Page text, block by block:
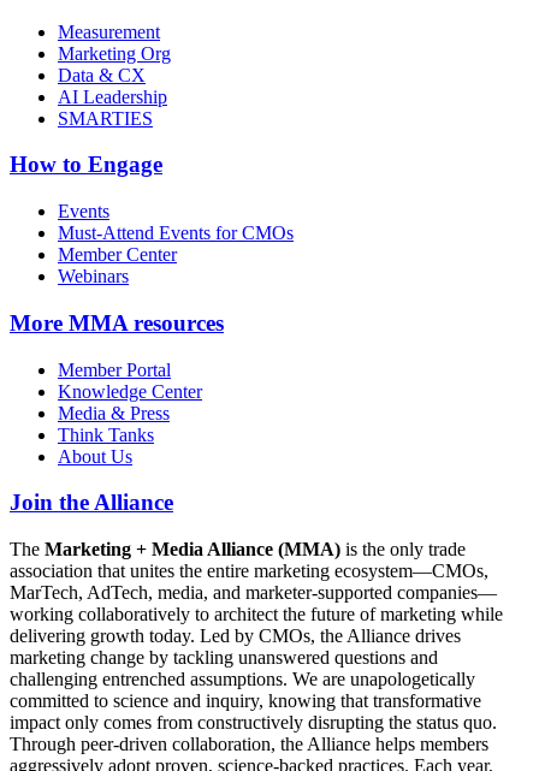
Measurement
Marketing Org
Data & CX
AI Leadership
SMARTIES
How to Engage
Events
Must-Attend Events for CMOs
Member Center
Webinars
More MMA resources
Member Portal
Knowledge Center
Media & Press
Think Tanks
About Us
Join the Alliance
The Marketing + Media Alliance (MMA) is the only trade
association that unites the entire marketing ecosystem—CMOs,
MarTech, AdTech, media, and marketer-supported companies—
working collaboratively to architect the future of marketing while
delivering growth today. Led by CMOs, the Alliance drives
marketing change by tackling unanswered questions and
challenging entrenched assumptions. We are unapologetically
committed to science and inquiry, knowing that transformative
impact only comes from constructively disrupting the status quo.
Through peer-driven collaboration, the Alliance helps members
aggressively adopt proven, science-backed practices. Each year,